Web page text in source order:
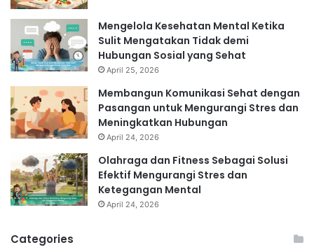
Mengelola Kesehatan Mental Ketika
Sulit Mengatakan Tidak demi
Hubungan Sosial yang Sehat
April 25, 2026
Membangun Komunikasi Sehat dengan
Pasangan untuk Mengurangi Stres dan
Meningkatkan Hubungan
April 24, 2026
Olahraga dan Fitness Sebagai Solusi
Efektif Mengurangi Stres dan
Ketegangan Mental
April 24, 2026
Categories